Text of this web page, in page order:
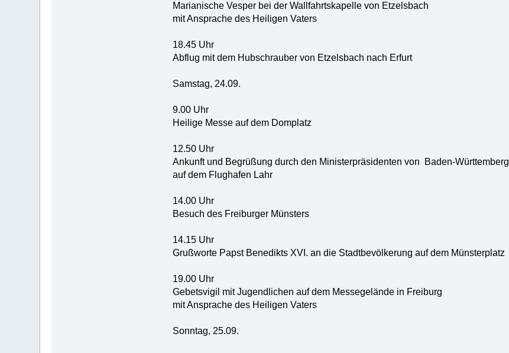
Marianische Vesper bei der Wallfahrtskapelle von Etzelsbach
mit Ansprache des Heiligen Vaters
18.45 Uhr
Abflug mit dem Hubschrauber von Etzelsbach nach Erfurt
Samstag, 24.09.
9.00 Uhr
Heilige Messe auf dem Domplatz
12.50 Uhr
Ankunft und Begrüßung durch den Ministerpräsidenten von Baden-Württemberg
auf dem Flughafen Lahr
14.00 Uhr
Besuch des Freiburger Münsters
14.15 Uhr
Grußworte Papst Benedikts XVI. an die Stadtbevölkerung auf dem Münsterplatz
19.00 Uhr
Gebetsvigil mit Jugendlichen auf dem Messegelände in Freiburg
mit Ansprache des Heiligen Vaters
Sonntag, 25.09.